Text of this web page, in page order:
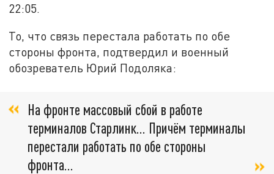
22:05.
То, что связь перестала работать по обе
стороны фронта, подтвердил и военный
обозреватель Юрий Подоляка:
На фронте массовый сбой в работе
терминалов Старлинк... Причём терминалы
перестали работать по обе стороны
фронта...